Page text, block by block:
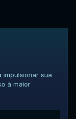
impulsionar sua
à maior